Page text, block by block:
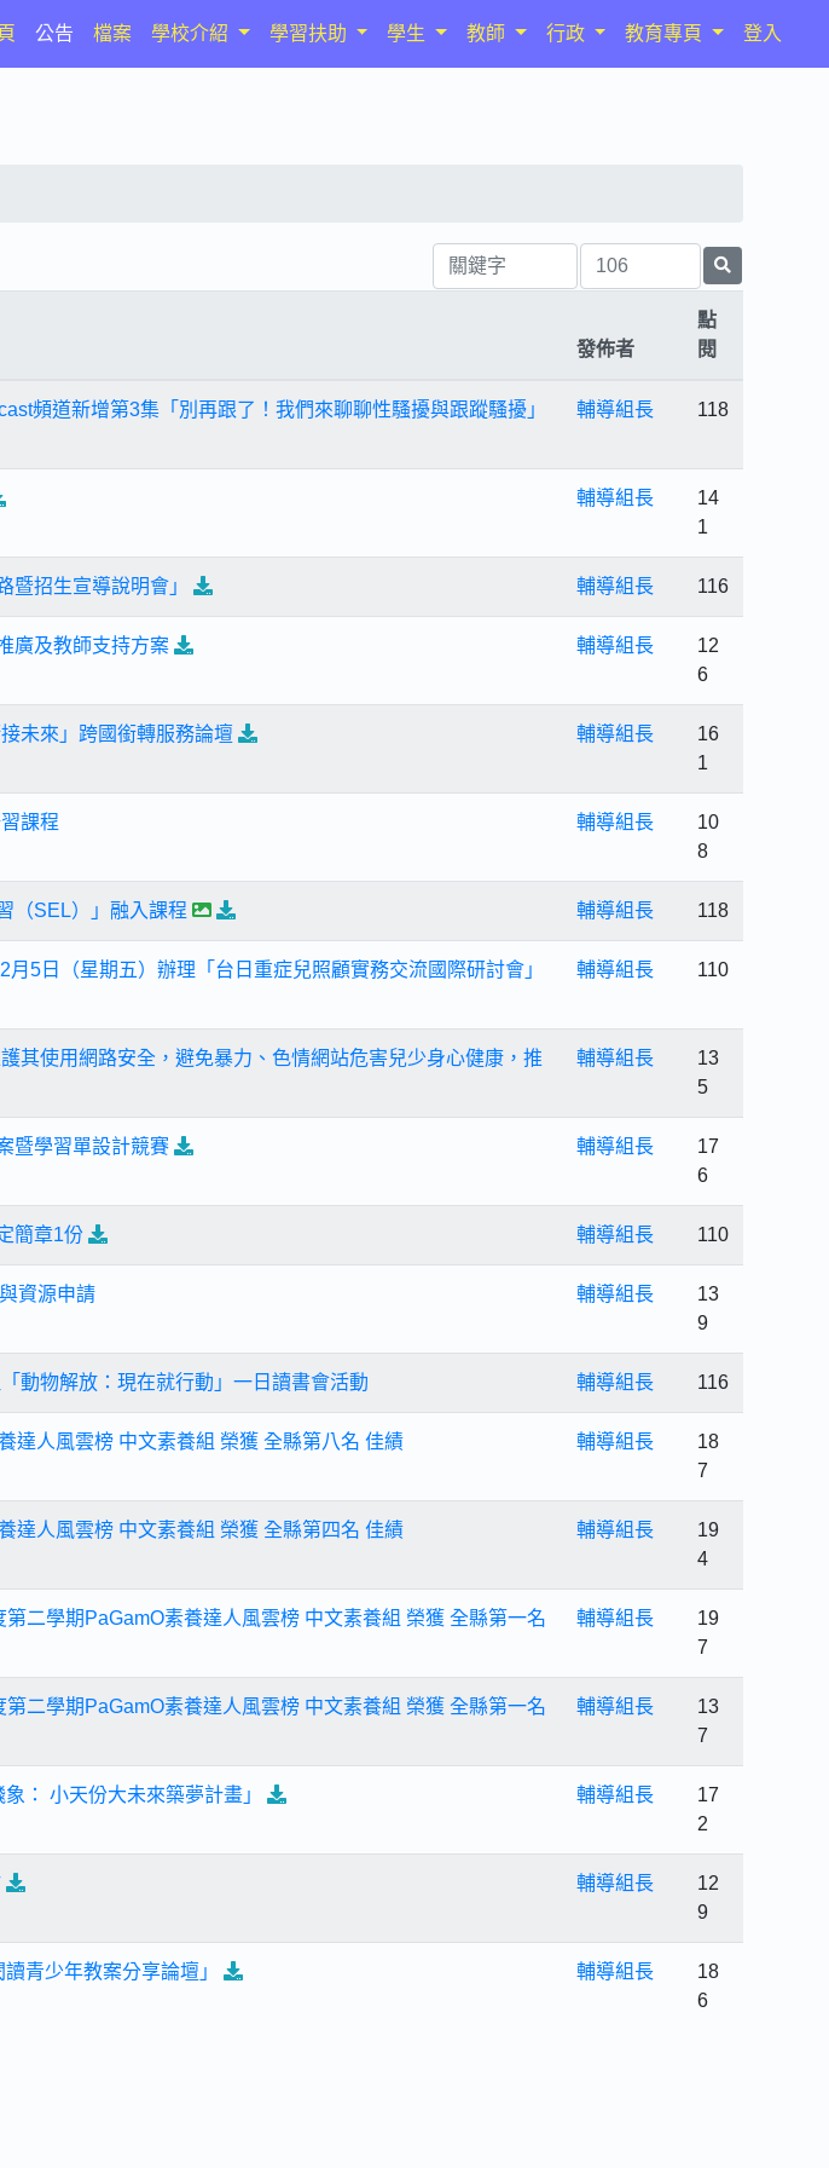
(current)
公告 檔案 學校介紹 學習扶助 學生 教師 行政 教育專頁 登入
發佈者
點
閱
頻道新增第3集「別再跟了！我們來聊聊性騷擾與跟蹤騷擾」
輔導組長 118
輔導組長
14
1
招生宣導說明會」 輔導組長 116
廣及教師支持方案 輔導組長
12
6
未來」跨國銜轉服務論壇 輔導組長
16
1
課程 輔導組長
10
8
（SEL）」融入課程 輔導組長 118
5日（星期五）辦理「台日重症兒照顧實務交流國際研討會」 輔導組長 110
其使用網路安全，避免暴力、色情網站危害兒少身心健康，推
輔導組長
13
5
暨學習單設計競賽 輔導組長
17
6
簡章1份 輔導組長 110
資源申請 輔導組長
13
9
動物解放：現在就行動」一日讀書會活動 輔導組長 116
達人風雲榜 中文素養組 榮獲 全縣第八名 佳績 輔導組長
18
7
達人風雲榜 中文素養組 榮獲 全縣第四名 佳績 輔導組長
19
4
二學期PaGamO素養達人風雲榜 中文素養組 榮獲 全縣第一名
輔導組長
19
7
二學期PaGamO素養達人風雲榜 中文素養組 榮獲 全縣第一名
輔導組長
13
7
： 小天份大未來築夢計畫」 輔導組長
17
2
輔導組長
12
9
青少年教案分享論壇」 輔導組長
18
6